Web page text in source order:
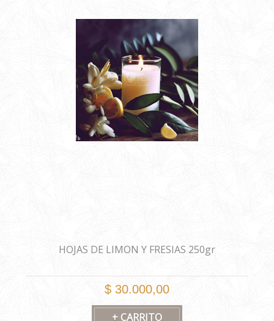
HOJAS DE LIMON Y FRESIAS 250gr
$ 30.000,00